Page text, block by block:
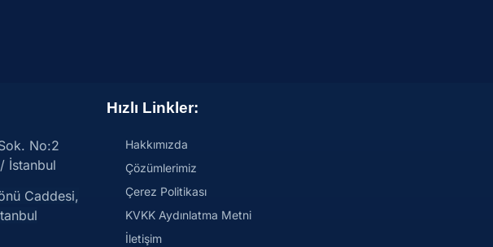
No:2
İstanbul
Caddesi,
Hızlı Linkler:
Hakkımızda
Çözümlerimiz
Çerez Politikası
KVKK Aydınlatma Metni
İletişim